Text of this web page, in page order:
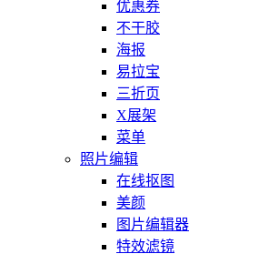
优惠券
不干胶
海报
易拉宝
三折页
X展架
菜单
照片编辑
在线抠图
美颜
图片编辑器
特效滤镜